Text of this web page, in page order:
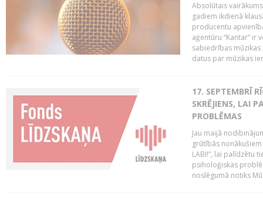
Absolūtais
gadiem ikdienā
producentu
aģentūru “Kantar” ir
sabiedrības
datus par mūzikas
17. SEPTEMBRĪ
SKRĒJIENS, LAI
PROBLĒMAS
Jau maijā
grūtībās nonākušiem
LABI!”, lai palīdzētu
psiholoģiskas
noslēgumā notiks